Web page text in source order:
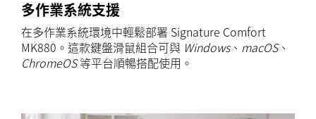
多作業系統支援
在多作業系統環境中輕鬆部署 Signature Comfort
MK880。這款鍵盤滑鼠組合可與 Windows、 macOS、
ChromeOS等平台順暢搭配使用。